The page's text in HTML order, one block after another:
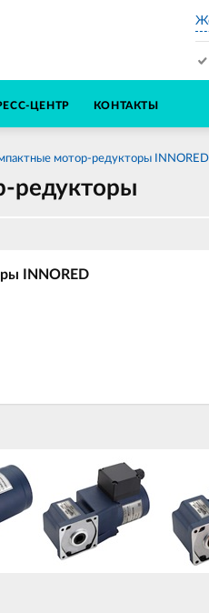
ЦЕНТР КОНТАКТЫ
мотор-редукторы INNORED
редукторы
INNORED